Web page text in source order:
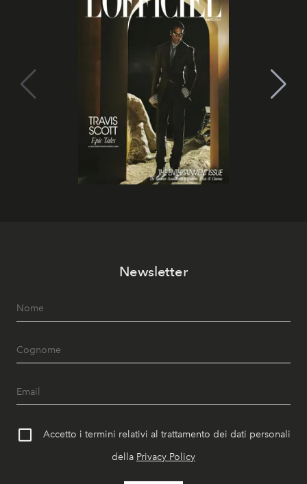
Newsletter
Accetto i termini relativi al trattamento dei dati personali
della Privacy Policy